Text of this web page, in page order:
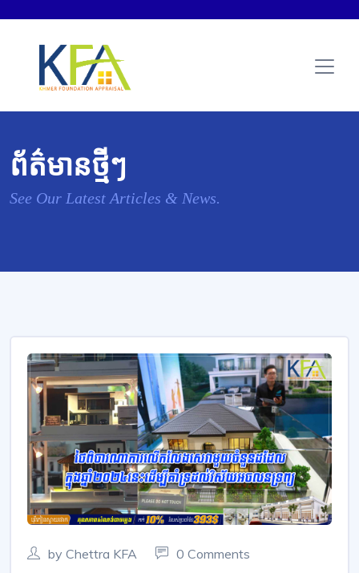
ព័ត៌មានថ្មីៗ
See Our Latest Articles & News.
by Chettra KFA 0 Comments